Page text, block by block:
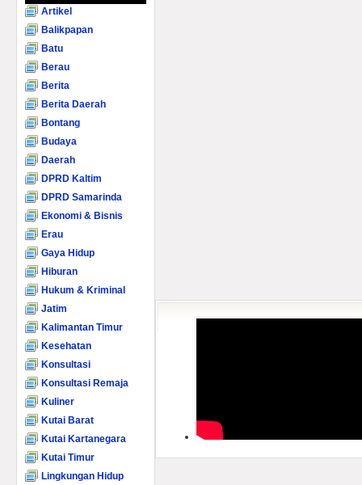
Artikel
Balikpapan
Batu
Berau
Berita
Berita Daerah
Bontang
Budaya
Daerah
DPRD Kaltim
DPRD Samarinda
Ekonomi & Bisnis
Erau
Gaya Hidup
Hiburan
Hukum & Kriminal
Jatim
Kalimantan Timur
Kesehatan
Konsultasi
Konsultasi Remaja
Kuliner
Kutai Barat
Kutai Kartanegara
Kutai Timur
Lingkungan Hidup